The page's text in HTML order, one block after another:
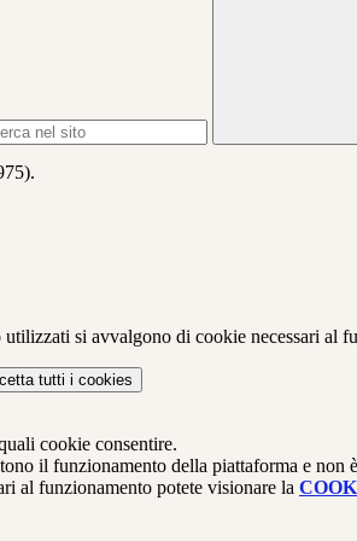
si avvalgono di cookie necessari al
tutti i cookies
cookie consentire.
il funzionamento della piattaforma e non
al funzionamento potete visionare la